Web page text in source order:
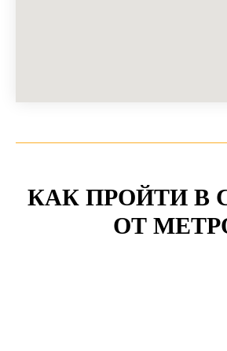
КАК ПРОЙТИ В
ОТ